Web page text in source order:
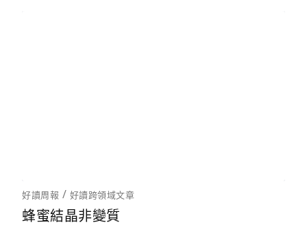
好讀周報 / 好讀跨領域文章
蜂蜜結晶非變質